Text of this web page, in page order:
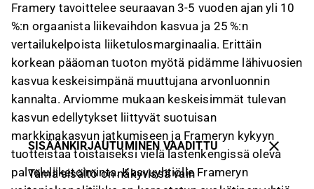
Framery tavoittelee seuraavan 3-5 vuoden ajan yli 10
%:n orgaanista liikevaihdon kasvua ja 25 %:n
vertailukelpoista liiketulosmarginaalia. Erittäin
korkean pääoman tuoton myötä pidämme lähivuosien
kasvua keskeisimpänä muuttujana arvonluonnin
kannalta. Arviomme mukaan keskeisimmät tulevan
kasvun edellytykset liittyvät suotuisan
markkinakasvun jatkumiseen ja Frameryn kykyyn
tuotteistaa toistaiseksi vielä lastenkengissä oleva
palveluliiketoiminta. Kasvuyhtiölle Frameryn
SISÄÄNKIRJAUTUMINEN VAADITTU
Tämä sisältö on näkyvissä vain